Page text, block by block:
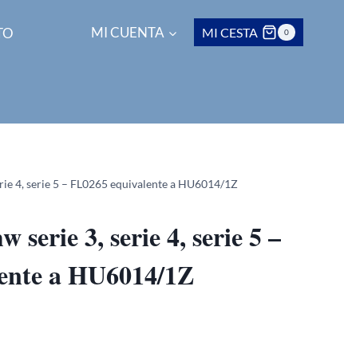
MI CUENTA MI CESTA 0
4, serie 5 – FL0265 equivalente a HU6014/1Z
serie 3, serie 4, serie 5 –
a HU6014/1Z